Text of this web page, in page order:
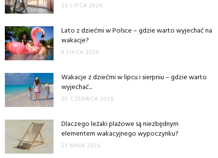
26 LIPCA 2026
Lato z dziećmi w Polsce – gdzie warto wyjechać na
wakacje?
8 LIPCA 2026
Wakacje z dziećmi w lipcu i sierpniu – gdzie warto
wyjechać...
30 CZERWCA 2026
Dlaczego leżaki plażowe są niezbędnym
elementem wakacyjnego wypoczynku?
21 MAJA 2026